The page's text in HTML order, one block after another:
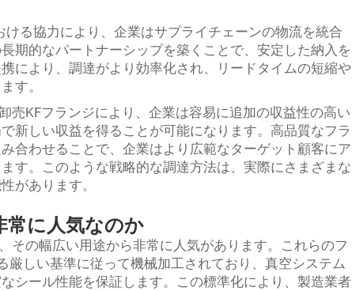
る協力により、企業はサプライチェーンの物流を統合
期的なパートナーシップを築くことで、安定した納入を
により、調達がより効率化され、リードタイムの短縮や
す。
売KFフランジにより、企業は容易に追加の収益性の高い
新しい収益を得ることが可能になります。高品質なフラ
合わせることで、企業はより広範なターゲット顧客にア
す。このような戦略的な調達方法は、実際にさまざまな
があります。
常に人気なのか
その幅広い用途から非常に人気があります。これらのフ
厳しい基準に従って機械加工されており、真空システム
シール性能を保証します。この標準化により、製造業者